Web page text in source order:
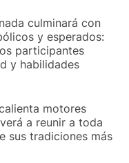
culminará con
y esperados:
participantes
y habilidades
motores
a reunir a toda
sus tradiciones más